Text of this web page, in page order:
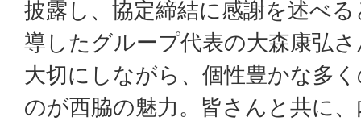
披露し、協定締結に感謝を述べ
導したグループ代表の大森康弘
大切にしながら、個性豊かな多
のが西脇の魅力。皆さんと共に